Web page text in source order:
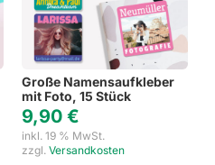
Große Namensaufkleber
mit Foto, 15 Stück
9,90 €
inkl. 19 % MwSt.
zzgl. Versandkosten